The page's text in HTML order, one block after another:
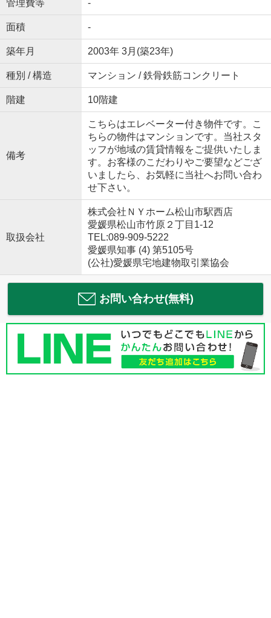
管理費等 -
面積 -
築年月 2003年 3月(築23年)
種別 / 構造 マンション / 鉄骨鉄筋コンクリート
階建 10階建
備考
こちらはエレベーター付き物件です。こ
ちらの物件はマンションです。当社スタ
ッフが地域の賃貸情報をご提供いたしま
す。お客様のこだわりやご要望などござ
いましたら、お気軽に当社へお問い合わ
せ下さい。
取扱会社
株式会社ＮＹホーム松山市駅西店
愛媛県松山市竹原２丁目1-12
TEL:089-909-5222
愛媛県知事 (4) 第5105号
(公社)愛媛県宅地建物取引業協会
お問い合わせ(無料)